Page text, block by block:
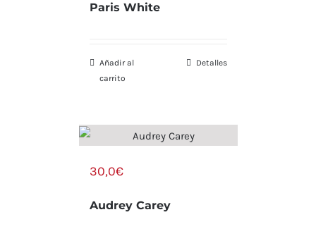
Paris White
Añadir al
carrito
Detalles
30,0€
Audrey Carey